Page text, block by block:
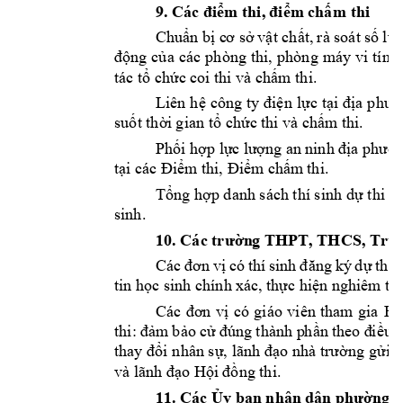
9. Các điểm thi, điểm chấm thi
Chuẩn bị cơ sởvật chất, rà soát số lư
động của các phòng thi, phòng máy vi
tác tổ chức coi thi và chấm thi.
Liên hệ công ty điện lực tại địa
suốt thời gian tổ chức thi và chấm thi.
Phối hợp lực lượng an ninh địa phươ
tại các Điểm thi, Điểm chấm thi.
Tổng hợp danh sách thí sinh dự thi
sinh.
10. Các trường THPT, THCS,
Các đơn vị có thí sinh đăng ký dựthi:
tin học sinh chính xác, thực hiện nghiêm tú
Các đơn vị có giáo viên tham gia
thi: đảm bảo cử đúng thành phần theo điều
thay đổi nhân sự, lãnh đạo nhà trường gửi
và lãnh đạo Hội đồng thi.
11. Các Ủy ban nhân dân phường,